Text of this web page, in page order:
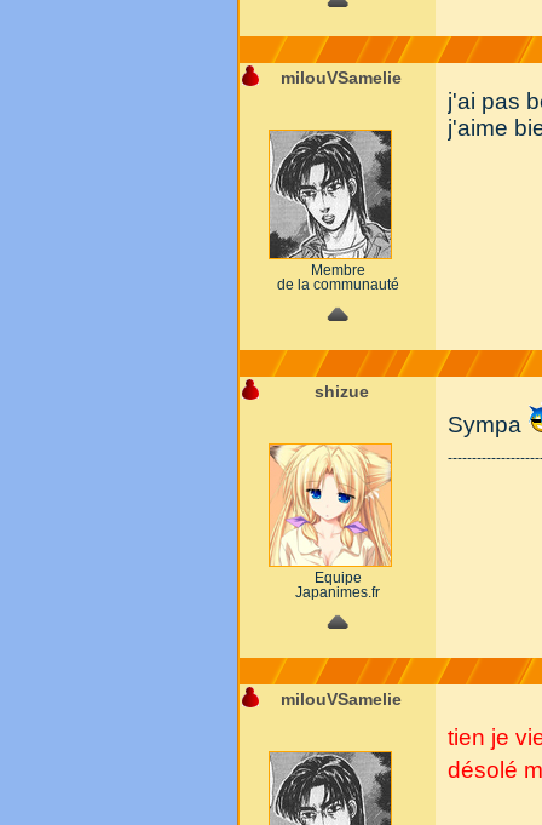
milouVSamelie
Membre
de la communauté
j'ai pas
j'aime
shizue
Equipe
Japanimes.fr
Sympa
milouVSamelie
tien je
désolé